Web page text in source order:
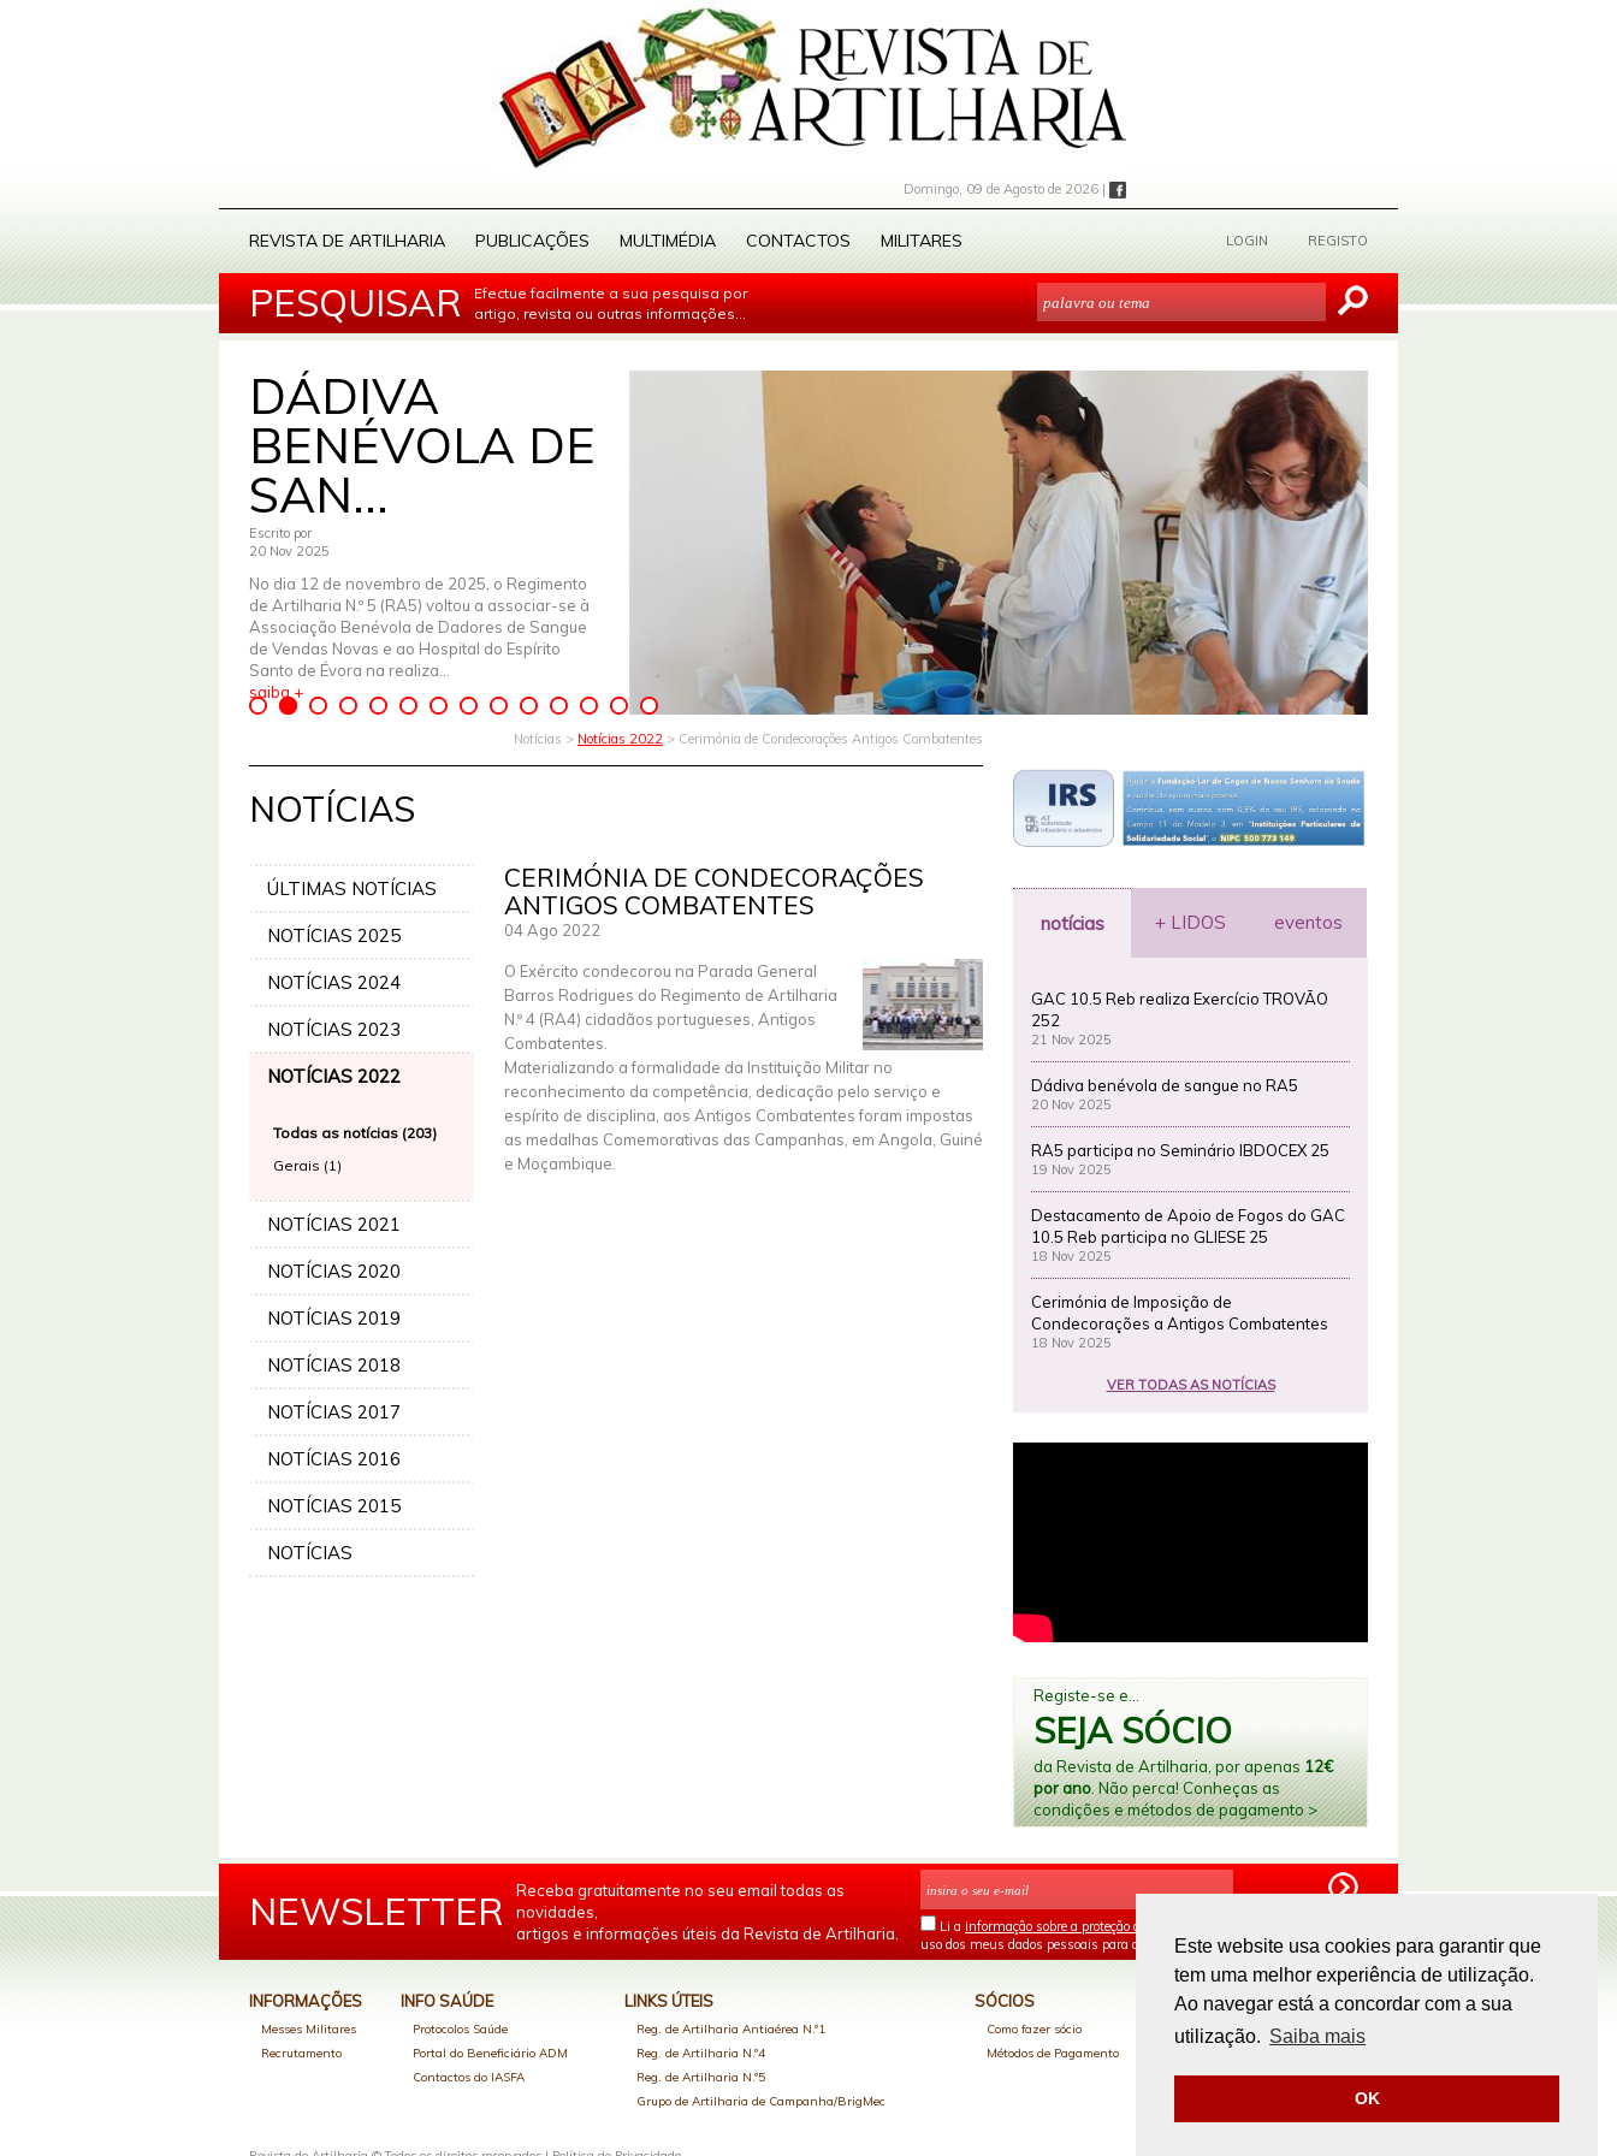
Este website usa cookies para garantir que
tem uma melhor experiência de utilização.
Ao navegar está a concordar com a sua
utilização. Saiba mais
OK
Domingo, 09 de Agosto de 2026 |
REVISTA DE ARTILHARIA PUBLICAÇÕES MULTIMÉDIA CONTACTOS MILITARES LOGIN REGISTO
PESQUISAR
Efectue facilmente a sua pesquisa por
artigo, revista ou outras informações...
DÁDIVA
BENÉVOLA DE
SAN...
Escrito por
20 Nov 2025
No dia 12 de novembro de 2025, o Regimento
de Artilharia N.º 5 (RA5) voltou a associar-se à
Associação Benévola de Dadores de Sangue
de Vendas Novas e ao Hospital do Espírito
Santo de Évora na realiza...
saiba +
Notícias > Notícias 2022 > Cerimónia de Condecorações Antigos Combatentes
NOTÍCIAS
ÚLTIMAS NOTÍCIAS
NOTÍCIAS 2025
NOTÍCIAS 2024
NOTÍCIAS 2023
NOTÍCIAS 2022
Todas as notícias (203)
Gerais (1)
NOTÍCIAS 2021
NOTÍCIAS 2020
NOTÍCIAS 2019
NOTÍCIAS 2018
NOTÍCIAS 2017
NOTÍCIAS 2016
NOTÍCIAS 2015
NOTÍCIAS
CERIMÓNIA DE CONDECORAÇÕES
ANTIGOS COMBATENTES
04 Ago 2022
O Exército condecorou na Parada General
Barros Rodrigues do Regimento de Artilharia
N.º 4 (RA4) cidadãos portugueses, Antigos
Combatentes.
Materializando a formalidade da Instituição Militar no
reconhecimento da competência, dedicação pelo serviço e
espírito de disciplina, aos Antigos Combatentes foram impostas
as medalhas Comemorativas das Campanhas, em Angola, Guiné
e Moçambique.
notícias + LIDOS eventos
GAC 10.5 Reb realiza Exercício TROVÃO
252
21 Nov 2025
Dádiva benévola de sangue no RA5
20 Nov 2025
RA5 participa no Seminário IBDOCEX 25
19 Nov 2025
Destacamento de Apoio de Fogos do GAC
10.5 Reb participa no GLIESE 25
18 Nov 2025
Cerimónia de Imposição de
Condecorações a Antigos Combatentes
18 Nov 2025
VER TODAS AS NOTÍCIAS
Registe-se e...
SEJA SÓCIO
da Revista de Artilharia, por apenas 12€
por ano. Não perca! Conheças as
condições e métodos de pagamento >
NEWSLETTER
Receba gratuitamente no seu email todas as
novidades,
artigos e informações úteis da Revista de Artilharia.
Li a informação sobre a proteção de dados
uso dos meus dados pessoais para os fins mencionados.
INFORMAÇÕES
Messes Militares
Recrutamento
INFO SAÚDE
Protocolos Saúde
Portal do Beneficiário ADM
Contactos do IASFA
LINKS ÚTEIS
Reg. de Artilharia Antiaérea N.º1
Reg. de Artilharia N.º4
Reg. de Artilharia N.º5
Grupo de Artilharia de Campanha/BrigMec
SÓCIOS
Como fazer sócio
Métodos de Pagamento
PAGAMENTOS ONLINE